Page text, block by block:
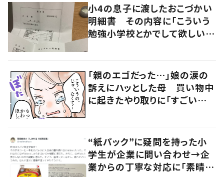
小4の息子に渡したおこづかい
明細書 その内容に「こういう
勉強小学校とかでして欲しい」
「親のエゴだった…」娘の涙の
訴えにハッとした母 買い物中
に起きたやり取りに「すごい分
“紙パック”に疑問を持った小
学生が企業に問い合わせ→企
業からの丁寧な対応に「素晴ら